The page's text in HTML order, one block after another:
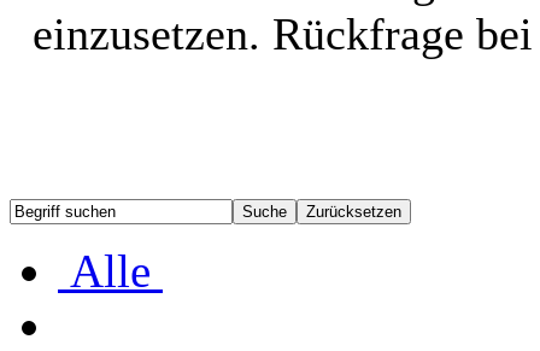
einzusetzen. Rückfrage
Alle